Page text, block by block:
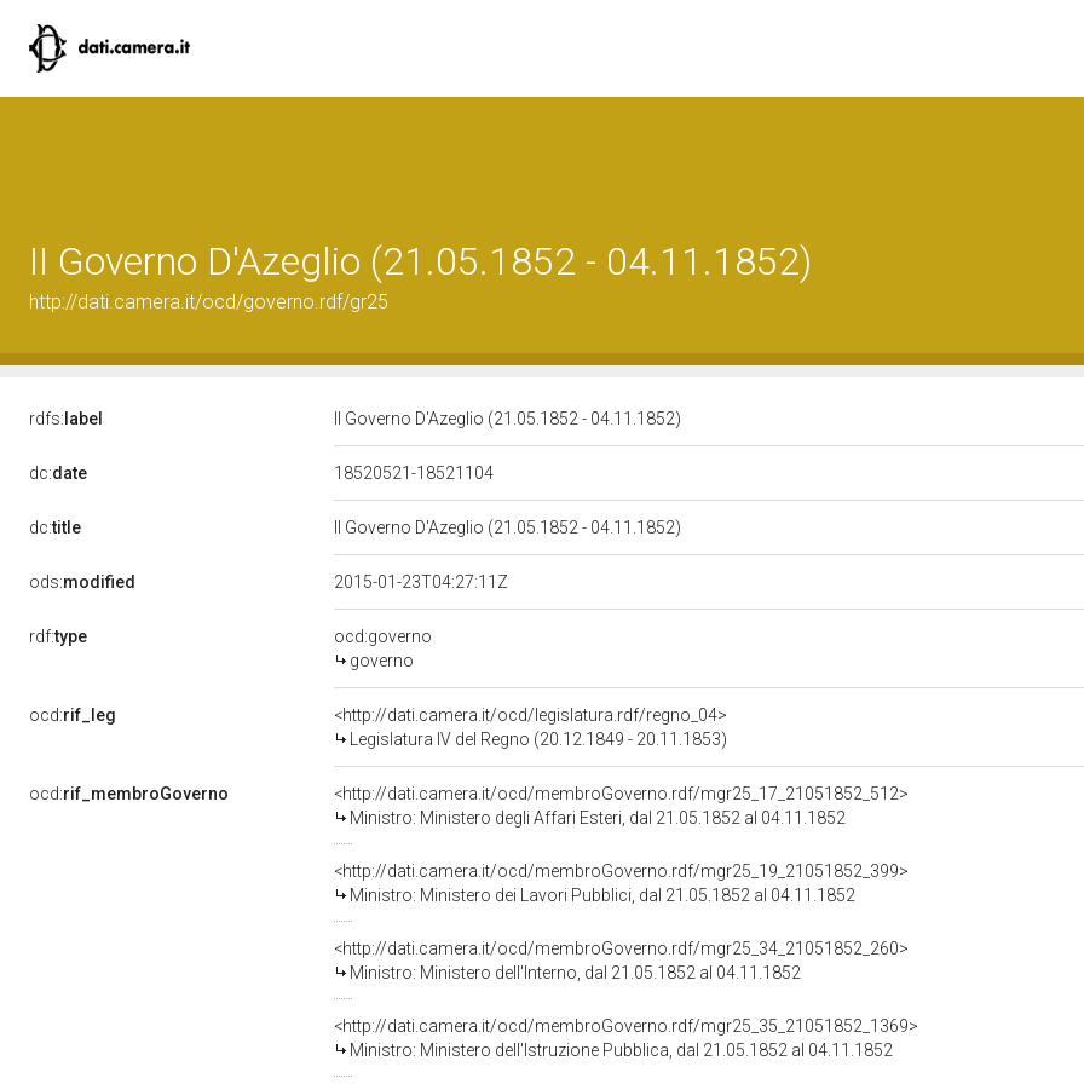
II Governo D'Azeglio (21.05.1852 - 04.11.1852)
http://dati.camera.it/ocd/governo.rdf/gr25
rdfs: label II Governo D'Azeglio (21.05.1852 - 04.11.1852)
dc:date 18520521-18521104
dc:title II Governo D'Azeglio (21.05.1852 - 04.11.1852)
ods:modified 2015-01-23T04:27:11Z
rdf:type
ocd:governo
governo
ocd:rif_leg
<http://dati.camera.it/ocd/legislatura.rdf/regno_04>
Legislatura IV del Regno (20.12.1849 - 20.11.1853)
ocd:rif_membroGoverno
<http://dati.camera.it/ocd/membroGoverno.rdf/mgr25_17_21051852_512>
Ministro: Ministero degli Affari Esteri, dal 21.05.1852 al 04.11.1852
<http://dati.camera.it/ocd/membroGoverno.rdf/mgr25_19_21051852_399>
Ministro: Ministero dei Lavori Pubblici, dal 21.05.1852 al 04.11.1852
<http://dati.camera.it/ocd/membroGoverno.rdf/mgr25_34_21051852_260>
Ministro: Ministero dell'Interno, dal 21.05.1852 al 04.11.1852
<http://dati.camera.it/ocd/membroGoverno.rdf/mgr25_35_21051852_1369>
Ministro: Ministero dell'Istruzione Pubblica, dal 21.05.1852 al 04.11.1852